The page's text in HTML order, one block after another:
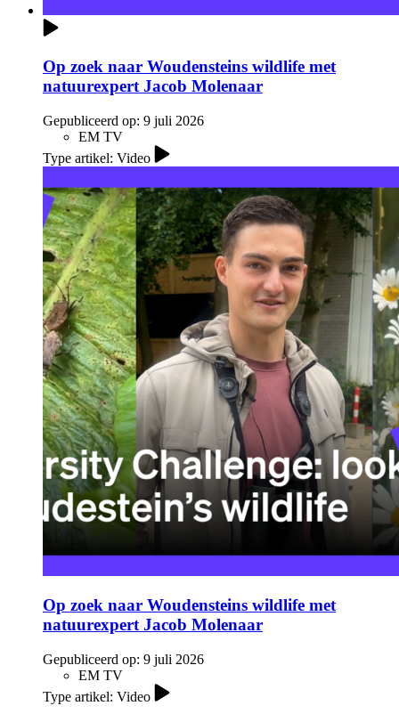
Op zoek naar Woudensteins wildlife met
natuurexpert Jacob Molenaar
Gepubliceerd op: 9 juli 2026
EM TV
Type artikel: Video
Op zoek naar Woudensteins wildlife met
natuurexpert Jacob Molenaar
Gepubliceerd op: 9 juli 2026
EM TV
Type artikel: Video